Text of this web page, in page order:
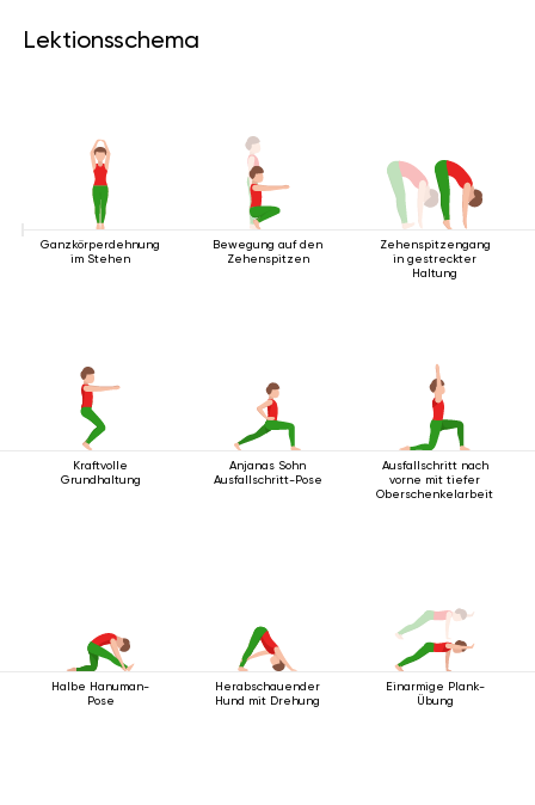
Lektionsschema
Ganzkörperdehnung
im Stehen
Bewegung auf den
Zehenspitzen
Zehenspitzengang
in gestreckter
Haltung
Kraftvolle
Grundhaltung
Anjanas Sohn
Ausfallschritt-Pose
Ausfallschritt nach
vorne mit tiefer
Oberschenkelarbeit
Halbe Hanuman-
Pose
Herabschauender
Hund mit Drehung
Einarmige Plank-
Übung